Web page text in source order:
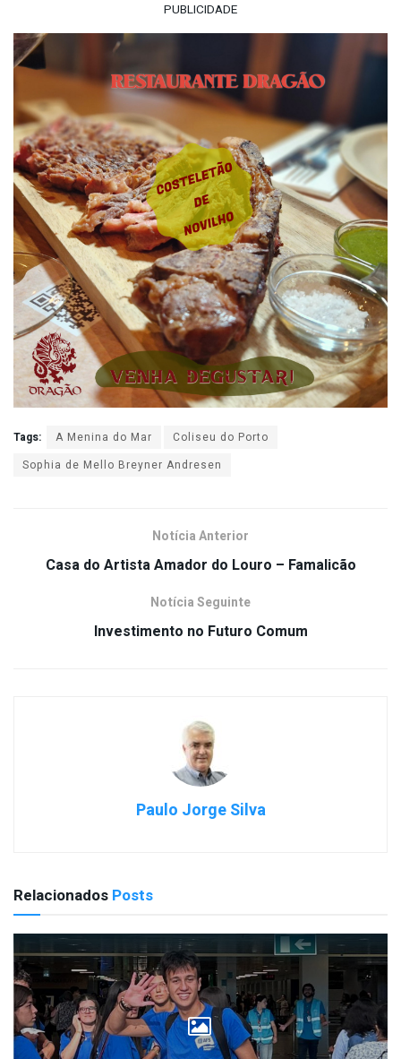
PUBLICIDADE
Tags: A Menina do Mar
Coliseu do Porto
Sophia de Mello Breyner Andresen
Notícia Anterior
Casa do Artista Amador do Louro – Famalicão
Notícia Seguinte
Investimento no Futuro Comum
Paulo Jorge Silva
Relacionados Posts